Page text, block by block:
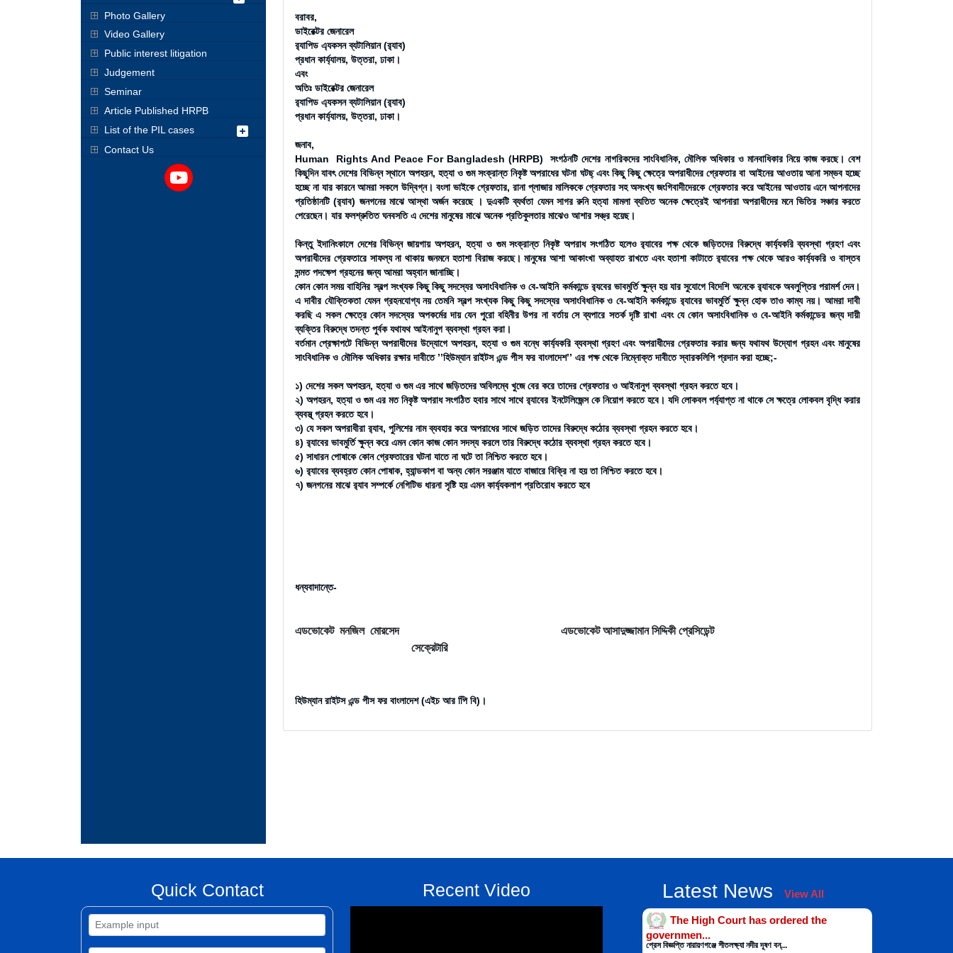
Photo Gallery
Video Gallery
Public interest litigation
Judgement
Seminar
Article Published HRPB
List of the PIL cases
Contact Us
বরাবর,
ডাইরেক্টর জেনারেল
র‌্যাপিড এ্যকসন ব্যটালিয়ান (র‌্যাব)
প্রধান কার্য্যালয়, উত্তরা, ঢাকা।
এবং
অতিঃ ডাইরেক্টর জেনারেল
র‌্যাপিড এ্যকসন ব্যটালিয়ান (র‌্যাব)
প্রধান কার্য্যালয়, উত্তরা, ঢাকা।
জনাব,
Human Rights And Peace For Bangladesh (HRPB) সংগঠনটি দেশের নাগরিকদের সাংবিধানিক, মৌলিক অধিকার ও মানবাধিকার নিয়ে কাজ করছে। বেশ
কিছুদিন যাবৎ দেশের বিভিন্ন স্থানে অপহরন, হত্যা ও গুম সংক্রান্ত নিকৃষ্ট অপরাধের ঘটনা ঘটছ্ এবং কিছু কিছু ক্ষেত্রে অপরাধীদের গ্রেফতার বা আইনের আওতায় আনা সম্ভব হচ্ছে
হচ্ছে না যার কারনে আমরা সকলে উদ্বিগ্ন। বংলা ভাইকে গ্রেফতার, রানা প্লাজার মালিককে গ্রেফতার সহ অসংখ্য জংগিবাদীদেরকে গ্রেফতার করে আইনের আওতায় এনে আপনাদের
প্রতিষ্ঠানটি (র‌্যাব) জনগনের মাঝে আস্থা অর্জন করেছে । দুএকটি ব্যর্থতা যেমন সাগর রুনি হত্যা মামলা ব্যতিত অনেক ক্ষেত্রেই আপনারা অপরাধীদের মনে ভিতির সঞ্চার করতে
পেরেছেন। যার ফলশ্রুতিত ঘনবসতি এ দেশের মানুষের মাঝে অনেক প্রতিকুলতার মাঝেও আশার সঞ্চ্র হয়েছ।
কিন্তু ইদানিংকালে দেশের বিভিন্ন জায়গায় অপহরন, হত্যা ও গুম সংক্রান্ত নিকৃষ্ট অপরাধ সংগঠিত হলেও র‌্যাবের পক্ষ থেকে জড়িতদের বিরুদ্ধে কার্য্যকরি ব্যবস্থা গ্রহণ এবং
অপরাধীদের গ্রেফতারে সাফল্য না থাকায় জনমনে হতাশা বিরাজ করছে। মানুষের আশা আকাংখা অব্যাহত রাখতে এবং হতাশা কাটাতে র‌্যাবের পক্ষ থেকে আরও কার্য্যকরি ও বাস্তব
সন্মত পদক্ষেপ গ্রহনের জন্য আমরা অহ্বান জানাচ্ছি।
কোন কোন সময় বাহিনির স্বল্প সংখ্যক কিছু কিছু সদস্যের অসাংবিধানিক ও বে-আইনি কর্মকান্ডে র‌্যবের ভাবমুর্তি ক্ষুন্ন হয় যার সুযোগে বিদেশি অনেকে র‌্যাবকে অবলুপ্তির পরামর্শ দেন।
এ দাবীর যৌক্তিকতা যেমন গ্রহনযোগ্য নয় তেমনি স্বল্প সংখ্যক কিছু কিছু সদস্যের অসাংবিধানিক ও বে-আইনি কর্মকান্ডে র‌্যাবের ভাবমুর্তি ক্ষুন্ন হোক তাও কাম্য নয়। আমরা দাবী
করছি এ সকল ক্ষেত্রে কোন সদস্যের অপকর্মের দায় যেন পুরো বহিনীর উপর না বর্তায় সে ব্যপারে সতর্ক দৃষ্টি রাখা এবং যে কোন অসাংবিধানিক ও বে-আইনি কর্মকান্ডের জন্য দায়ী
ব্যক্তির বিরুদ্ধে তদন্ত পুর্বক যথাযথ আইনানুগ ব্যবস্থা গ্রহন করা।
বর্তমান প্রেক্ষাপটে বিভিন্ন অপরাধীদের উদ্যোগে অপহরন, হত্যা ও গুম বন্ধে কার্য্যকরি ব্যবস্থা গ্রহণ এবং অপরাধীদের গ্রেফতার করার জন্য যথাযথ উদ্যোগ গ্রহন এবং মানুষের
সাংবিধানিক ও মৌলিক অধিকার রক্ষার দাবীতে ’’হিউম্যান রাইটস এন্ড পীস ফর বাংলাদেশ’’ এর পক্ষ থেকে নিম্নোক্ত দাবীতে স্বারকলিপি প্রদান করা হচ্ছে;-
১) দেশের সকল অপহরন, হত্যা ও গুম এর সাথে জড়িতদের অবিলম্বে খুজে বের করে তাদের গ্রেফতার ও আইনানুগ ব্যবস্থা গ্রহন করতে হবে।
২) অপহরন, হত্যা ও গুম এর মত নিকৃষ্ট অপরাধ সংগঠিত হবার সাথে সাথে র‌্যাবের ইনটেলিজেন্স কে নিয়োগ করতে হবে। যদি লোকবল পর্য্যাপ্ত না থাকে সে ক্ষত্রে লোকবল বৃদ্ধি করার
ব্যবস্থ্ গ্রহন করতে হবে।
৩) যে সকল অপরাধীরা র‌্যাব, পুলিশের নাম ব্যবহার করে অপরাধের সাথে জড়িত তাদের বিরুদ্ধে কঠোর ব্যবস্থা গ্রহন করতে হবে।
৪) র‌্যাবের ভাবমুর্তি ক্ষুন্ন করে এমন কোন কাজ কোন সদস্য করলে তার বিরুদ্ধে কঠোর ব্যবস্থা গ্রহন করতে হবে।
৫) সাধারন পোষাকে কোন গ্রেফতারের ঘটনা যাতে না ঘটে তা নিশ্চিত করতে হবে।
৬) র‌্যাবের ব্যবহ্রত কোন পোষাক, হ্যান্ডকাপ বা অন্য কোন সরঞ্জাম যাতে বাজারে বিক্রি না হয় তা নিশ্চিত করতে হবে।
৭) জনগনের মাঝে র‌্যাব সম্পর্কে নেগিটিভ ধারনা সৃষ্টি হয় এমন কার্য্যকলাপ প্রতিরোধ করতে হবে
ধন্যবাদান্তে-
এডভোকেট মনজিল মোরসেদ এডভোকেট আসাদুজ্জামান সিদ্দিকী প্রেসিডেন্ট
সেক্রেটারি
হিউম্যান রাইটস এন্ড পীস ফর বাংলাদেশ (এইচ আর পিি বি)।
Quick Contact Recent Video Latest News View All
The High Court has ordered the
governmen...
প্রেস বিজ্ঞপ্তি নারায়ণগঞ্জে শীতলক্ষ্যা নদীর দূষণ বন্...